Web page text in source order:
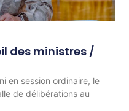
des ministres /
en session ordinaire, le
de délibérations au